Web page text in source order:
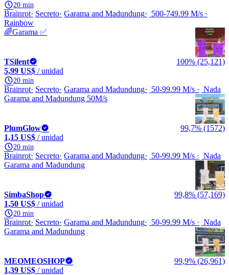
20 min
Brainrot Secreto Garama and Madundung
500-749.99 M/s
Rainbow
🌈Garama ✅
TSilent
100% (25,121)
5,99 US$ / unidad
20 min
Brainrot Secreto Garama and Madundung 50-99.99 M/s
Nada
Garama and Madundung 50M/s
PlumGlow
99,7% (1572)
1,15 US$ / unidad
20 min
Brainrot Secreto Garama and Madundung 50-99.99 M/s
Nada
Garama and Madundung
SimbaShop
99,8% (57,169)
1,50 US$ / unidad
20 min
Brainrot Secreto Garama and Madundung 50-99.99 M/s
Nada
Garama and Madundung
MEOMEOSHOP
99,9% (26,961)
1,39 US$ / unidad